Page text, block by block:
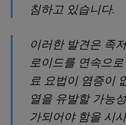
침하고 있습니다.
이러한 발견은 족
로이드를 연속으
료 요법이 염증이
열을 유발할 가능
가되어야 함을 시